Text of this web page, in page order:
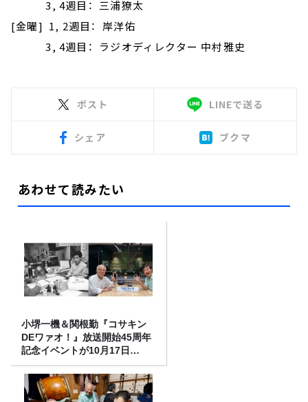
3, 4週目： 三浦獠太
[金曜] 1, 2週目： 岸洋佑
3, 4週目： ラジオディレクター 中村雅史
ポスト LINEで送る
シェア ブクマ
あわせて読みたい
小堺一機＆関根勤『コサキン
DEワァオ！』放送開始45周年
記念イベントが10月17日
（土）に開催決定！本日より
FC先行受付スタート！